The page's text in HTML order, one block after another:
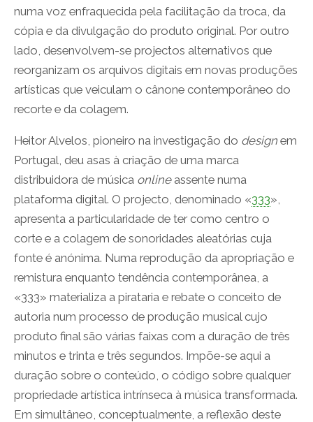
numa voz enfraquecida pela facilitação da troca, da
cópia e da divulgação do produto original. Por outro
lado, desenvolvem-se projectos alternativos que
reorganizam os arquivos digitais em novas produções
artísticas que veiculam o cânone contemporâneo do
recorte e da colagem.
Heitor Alvelos, pioneiro na investigação do design em
Portugal, deu asas à criação de uma marca
distribuidora de música onlineassente numa
plataforma digital. O projecto, denominado «333»,
apresenta a particularidade de ter como centro o
corte e a colagem de sonoridades aleatórias cuja
fonte é anónima. Numa reprodução da apropriação e
remistura enquanto tendência contemporânea, a
«333» materializa a pirataria e rebate o conceito de
autoria num processo de produção musical cujo
produto final são várias faixas com a duração de três
minutos e trinta e três segundos. Impõe-se aqui a
duração sobre o conteúdo, o código sobre qualquer
propriedade artística intrínseca à música transformada.
Em simultâneo, conceptualmente, a reflexão deste